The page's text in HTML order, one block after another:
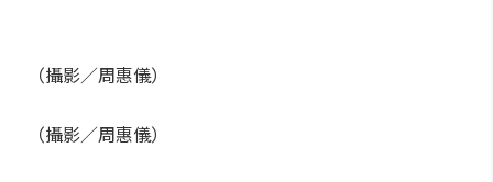
（攝影／周惠儀）
（攝影／周惠儀）